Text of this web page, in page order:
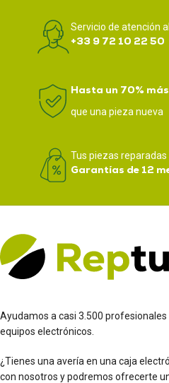
Servicio de atención
+33 9 72 10 22 50
Hasta un 70%
que una pieza nueva
Tus piezas reparadas
Garantías de 12
Ayudamos a casi 3.500
equipos electrónicos.
¿Tienes una avería en una caja
con nosotros y podremos ofrecerte